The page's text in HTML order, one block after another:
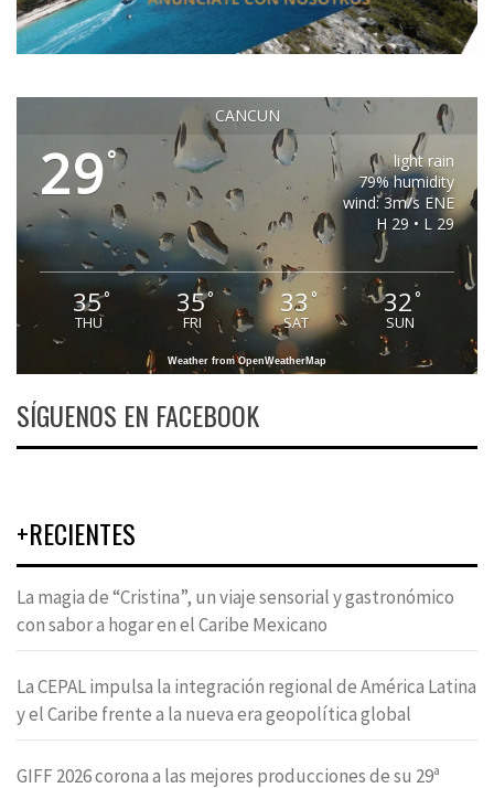
CANCUN
29°
light rain
79% humidity
wind: 3m/s ENE
H 29 • L 29
35°
THU
35°
FRI
33 °
SAT
32°
SUN
Weather from OpenWeatherMap
SÍGUENOS EN FACEBOOK
+RECIENTES
La magia de “Cristina”, un viaje sensorial y gastronómico
con sabor a hogar en el Caribe Mexicano
La CEPAL impulsa la integración regional de América Latina
y el Caribe frente a la nueva era geopolítica global
GIFF 2026 corona a las mejores producciones de su 29ª